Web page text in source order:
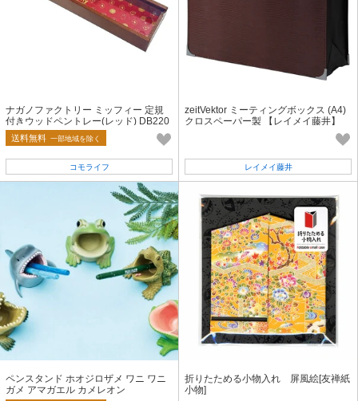
ナガノファクトリー ミッフィー 定規
付きウッドペントレー(レッド) DB220
0R
送料無料 一部地域を除く
コモライフ
zeitVektor ミーティングボックス (A4)
クロスペーパー製 【レイメイ藤井】
レイメイ藤井
ペンスタンド ホオジロザメ ワニ ワニ
ガメ アマガエル カメレオン
折りたためる小物入れ 屏風絵[友禅紙
小物]